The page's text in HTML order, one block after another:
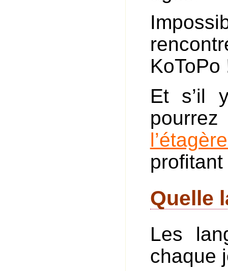
KoToPo
Et s’il
Quelle
Les
chaque